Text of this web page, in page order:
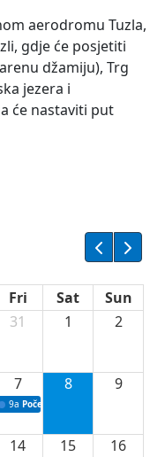
aerodromu Tuzla,
gdje će posjetiti
džamiju), Trg
jezera i
će nastaviti put
Fri Sat
Sun
sa neprofitnim
31 1 2
o stipendijama za
razvoju vodne infrastrukture u
7
9a Početak izgradnje nove
8 9
14 15 16